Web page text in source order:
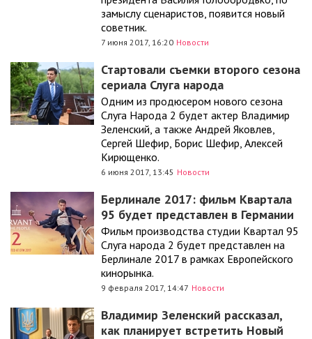
замыслу сценаристов, появится новый
советник.
7 июня 2017, 16:20 Новости
Стартовали съемки второго сезона
сериала Слуга народа
Одним из продюсером нового сезона
Слуга Народа 2 будет актер Владимир
Зеленский, а также Андрей Яковлев,
Сергей Шефир, Борис Шефир, Алексей
Кирющенко.
6 июня 2017, 13:45 Новости
Берлинале 2017: фильм Квартала
95 будет представлен в Германии
Фильм производства студии Квартал 95
Слуга народа 2 будет представлен на
Берлинале 2017 в рамках Европейского
кинорынка.
9 февраля 2017, 14:47 Новости
Владимир Зеленский рассказал,
как планирует встретить Новый